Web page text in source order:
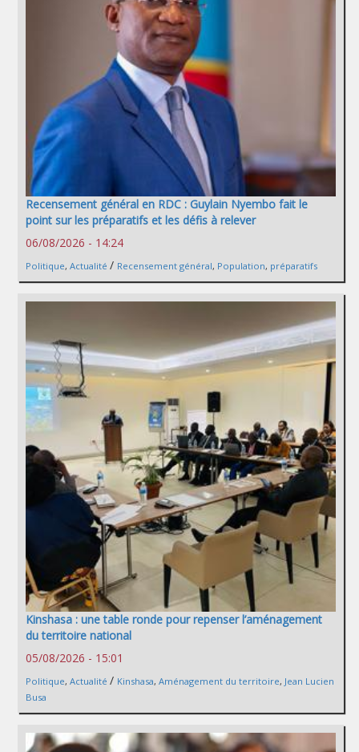
Recensement général en RDC : Guylain Nyembo fait le
point sur les préparatifs et les défis à relever
06/08/2026 - 14:24
Politique, Actualité / Recensement général, Population, préparatifs
Kinshasa : une table ronde pour repenser l’aménagement
du territoire national
05/08/2026 - 15:01
Politique, Actualité / Kinshasa, Aménagement du territoire, Jean Lucien
Busa